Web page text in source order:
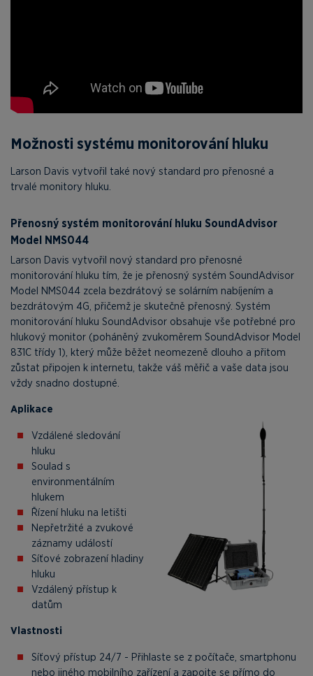
Možnosti systému monitorování hluku
Larson Davis vytvořil také nový standard pro přenosné a
trvalé monitory hluku.
Přenosný systém monitorování hluku SoundAdvisor
Model NMS044
Larson Davis vytvořil nový standard pro přenosné
monitorování hluku tím, že je přenosný systém SoundAdvisor
Model NMS044 zcela bezdrátový se solárním nabíjením a
bezdrátovým 4G, přičemž je skutečně přenosný. Systém
monitorování hluku SoundAdvisor obsahuje vše potřebné pro
hlukový monitor (poháněný zvukoměrem SoundAdvisor Model
831C třídy 1), který může běžet neomezeně dlouho a přitom
zůstat připojen k internetu, takže váš měřič a vaše data jsou
vždy snadno dostupné.
Aplikace
Vzdálené sledování
hluku
Soulad s
environmentálním
hlukem
Řízení hluku na letišti
Nepřetržité a zvukové
záznamy událostí
Síťové zobrazení hladiny
hluku
Vzdálený přístup k
datům
Vlastnosti
Síťový přístup 24/7 - Přihlaste se z počítače, smartphonu
nebo jiného mobilního zařízení a zapojte se přímo do